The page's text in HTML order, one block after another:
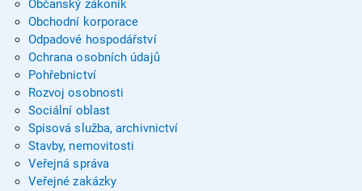
Občanský zákoník
Obchodní korporace
Odpadové hospodářství
Ochrana osobních údajů
Pohřebnictví
Rozvoj osobnosti
Sociální oblast
Spisová služba, archivnictví
Stavby, nemovitosti
Veřejná správa
Veřejné zakázky